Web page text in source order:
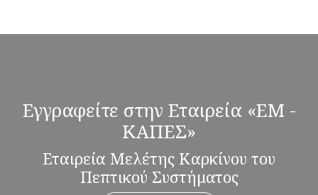
Εγγραφείτε στην Εταιρεία «ΕΜ -
ΚΑΠΕΣ»
Εταιρεία Μελέτης Καρκίνου του
Πεπτικού Συστήματος